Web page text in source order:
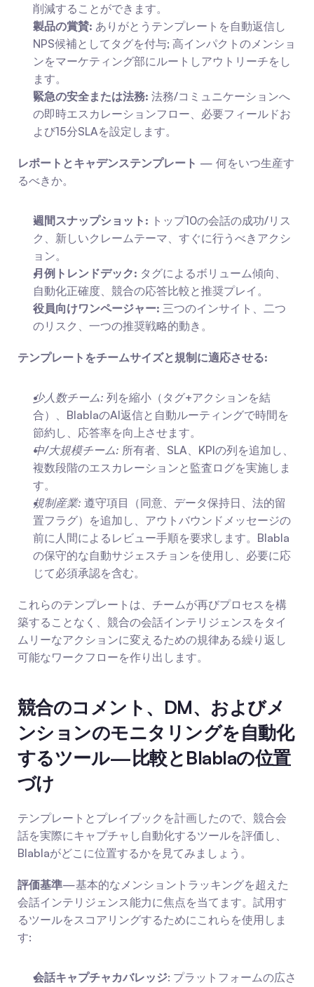
削減することができます。
製品の賞賛: ありがとうテンプレートを自動返信し
NPS候補としてタグを付与; 高インパクトのメンショ
ンをマーケティング部にルートしアウトリーチをし
ます。
緊急の安全または法務: 法務/コミュニケーションへ
の即時エスカレーションフロー、必要フィールドお
よび15分SLAを設定します。
レポートとキャデンステンプレート — 何をいつ生産す
るべきか。
週間スナップショット: トップ10の会話の成功/リス
ク、新しいクレームテーマ、すぐに行うべきアクシ
ョン。
月例トレンドデック: タグによるボリューム傾向、
自動化正確度、競合の応答比較と推奨プレイ。
役員向けワンページャー: 三つのインサイト、二つ
のリスク、一つの推奨戦略的動き。
テンプレートをチームサイズと規制に適応させる:
少人数チーム: 列を縮小（タグ+アクションを結
合）、BlablaのAI返信と自動ルーティングで時間を
節約し、応答率を向上させます。
中/大規模チーム: 所有者、SLA、KPIの列を追加し、
複数段階のエスカレーションと監査ログを実施しま
す。
規制産業: 遵守項目（同意、データ保持日、法的留
置フラグ）を追加し、アウトバウンドメッセージの
前に人間によるレビュー手順を要求します。Blabla
の保守的な自動サジェスチョンを使用し、必要に応
じて必須承認を含む。
これらのテンプレートは、チームが再びプロセスを構
築することなく、競合の会話インテリジェンスをタイ
ムリーなアクションに変えるための規律ある繰り返し
可能なワークフローを作り出します。
競合のコメント、DM、およびメ
ンションのモニタリングを自動化
するツール—比較とBlablaの位置
づけ
テンプレートとプレイブックを計画したので、競合会
話を実際にキャプチャし自動化するツールを評価し、
Blablaがどこに位置するかを見てみましょう。
評価基準—基本的なメンショントラッキングを超えた
会話インテリジェンス能力に焦点を当てます。試用す
るツールをスコアリングするためにこれらを使用しま
す:
会話キャプチャカバレッジ: プラットフォームの広さ